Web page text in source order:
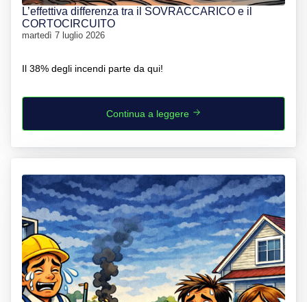
L’effettiva differenza tra il SOVRACCARICO e il
CORTOCIRCUITO
martedì 7 luglio 2026
Il 38% degli incendi parte da qui!
Continua a leggere